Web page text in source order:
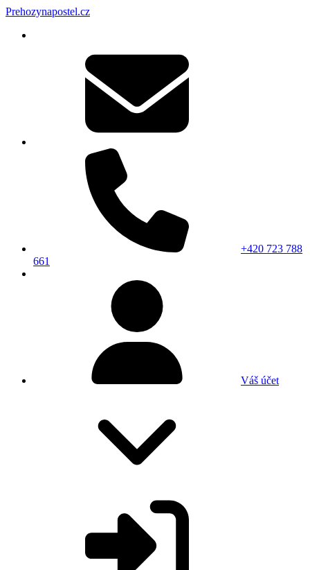
Prehozynapostel.cz
+420 723 788
661
Váš účet